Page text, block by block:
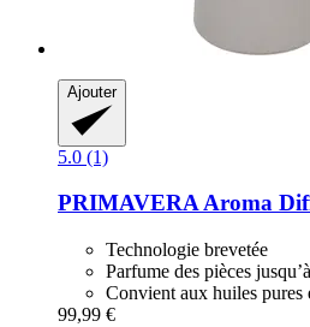
Ajouter
5.0 (1)
PRIMAVERAAroma
Technologie brevetée
Parfume des pièces
Convient aux huiles pures
99,99 €